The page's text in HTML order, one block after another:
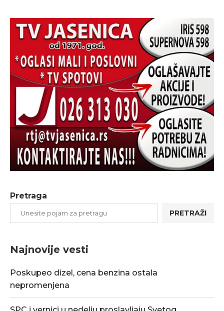
Pretraga
PRETRAŽI
Najnovije vesti
Poskupeo dizel, cena benzina ostala
nepromenjena